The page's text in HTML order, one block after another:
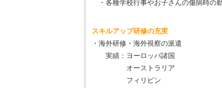
・各種学校行事やお子さんの傷病時の
スキルアップ研修の充実
・海外研修・海外視察の派遣
実績：ヨーロッパ諸国
オーストラリア
フィリピン